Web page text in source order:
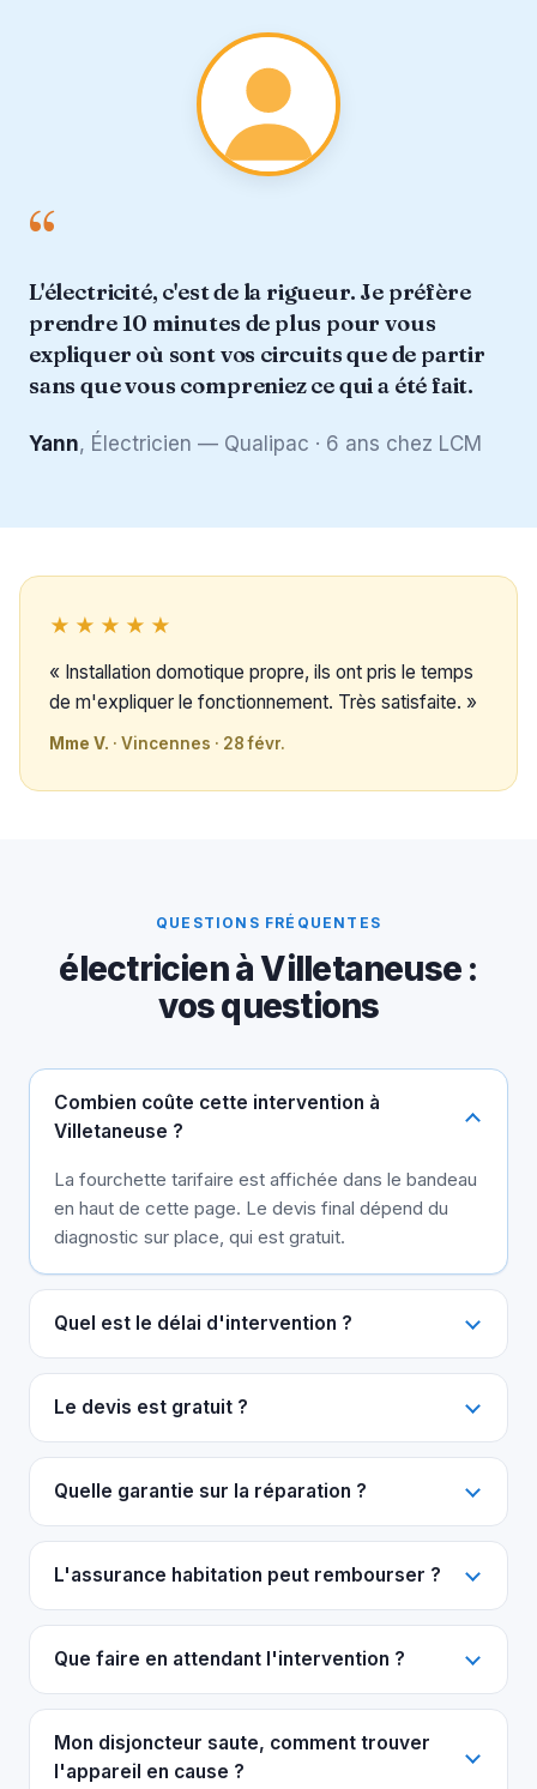
“
L'électricité, c'est de la rigueur. Je préfère
prendre 10 minutes de plus pour vous
expliquer où sont vos circuits que de partir
sans que vous compreniez ce qui a été fait.
Yann, Électricien — Qualipac · 6 ans chez LCM
★★★★★
« Installation domotique propre, ils ont pris le temps
de m'expliquer le fonctionnement. Très satisfaite. »
Mme V. · Vincennes · 28 févr.
QUESTIONS FRÉQUENTES
électricien à Villetaneuse :
vos questions
Combien coûte cette intervention à
Villetaneuse ?
La fourchette tarifaire est affichée dans le bandeau
en haut de cette page. Le devis final dépend du
diagnostic sur place, qui est gratuit.
Quel est le délai d'intervention ?
Le devis est gratuit ?
Quelle garantie sur la réparation ?
L'assurance habitation peut rembourser ?
Que faire en attendant l'intervention ?
Mon disjoncteur saute, comment trouver
l'appareil en cause ?